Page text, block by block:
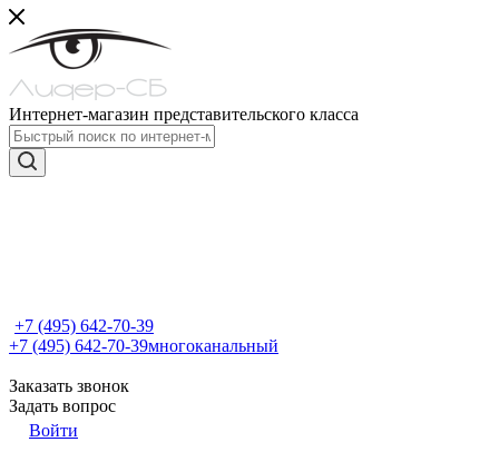
Интернет-магазин представительского класса
+7 (495) 642-70-39
+7 (495) 642-70-39многоканальный
Заказать звонок
Задать вопрос
Войти